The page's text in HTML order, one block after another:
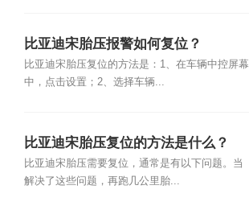
比亚迪宋胎压报警如何复位？
比亚迪宋胎压复位的方法是：1、在车辆中控屏幕
中，点击设置；2、选择车辆...
比亚迪宋胎压复位的方法是什么？
比亚迪宋胎压需要复位，通常是有以下问题。当
解决了这些问题，再跑几公里胎...